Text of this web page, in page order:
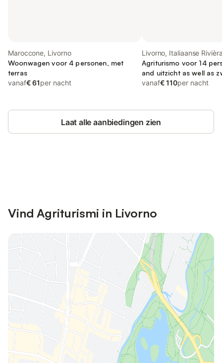
Maroccone, Livorno
Woonwagen voor 4 personen, met
terras
vanaf€ 61per nacht
Livorno, Italiaanse
Agriturismo voor 14
and uitzicht as well as
huisdier
vanaf€ 110per nacht
Laat alle aanbiedingen zien
Vind Agriturismi in Livorno